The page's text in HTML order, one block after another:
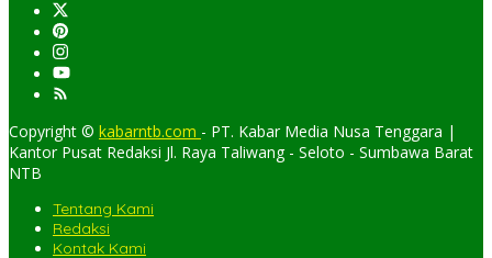
Copyright © kabarntb.com - PT. Kabar Media Nusa Tenggara |
Kantor Pusat Redaksi Jl. Raya Taliwang - Seloto - Sumbawa Barat
NTB
Tentang Kami
Redaksi
Kontak Kami